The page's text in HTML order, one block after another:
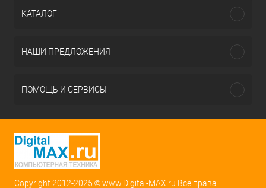
КАТАЛОГ
НАШИ ПРЕДЛОЖЕНИЯ
ПОМОЩЬ И СЕРВИСЫ
Copyright 2012-2025 © www.Digital-MAX.ru Все права